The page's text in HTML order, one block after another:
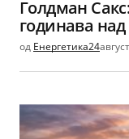
Голдман
годинава
од Енергетика24